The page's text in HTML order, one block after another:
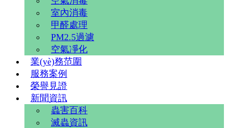
室內消毒
甲醛處理
PM2.5過濾
空氣凈化
業(yè)務范圍
服務案例
榮譽見證
新聞資訊
蟲害百科
滅蟲資訊